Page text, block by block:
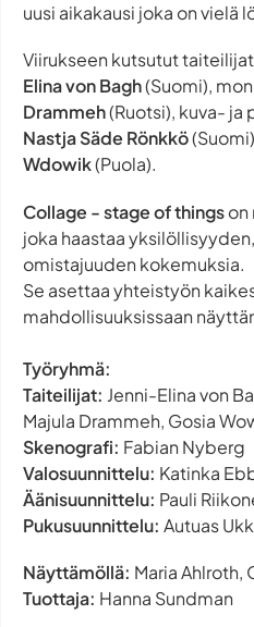
uusi aikakausi joka on vielä
Viirukseen kutsutut
Elina von Bagh(Suomi),
Drammeh(Ruotsi), kuva-
Nastja Säde Rönkkö
Wdowik(Puola).
Collage - stage of thingson
joka haastaa
omistajuuden kokemuksia.
Se asettaa yhteistyön
mahdollisuuksissaan
Työryhmä:
Taiteilijat: Jenni-Elina von
Majula Drammeh, Gosia
Skenografi: Fabian Nyberg
Valosuunnittelu: Katinka
Äänisuunnittelu: Pauli
Pukusuunnittelu: Autuas
Näyttämöllä: Maria Ahlroth,
Tuottaja: Hanna Sundman